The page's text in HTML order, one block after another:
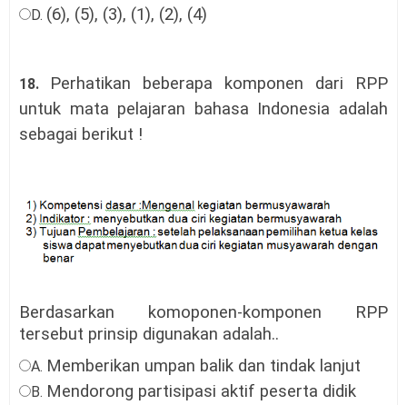
D. (6), (5), (3), (1), (2), (4)
18.
Perhatikan beberapa komponen dari RPP
untuk mata pelajaran bahasa Indonesia adalah
sebagai berikut !
Berdasarkan komoponen-komponen RPP
tersebut prinsip digunakan adalah..
A. Memberikan umpan balik dan tindak lanjut
B. Mendorong partisipasi aktif peserta didik